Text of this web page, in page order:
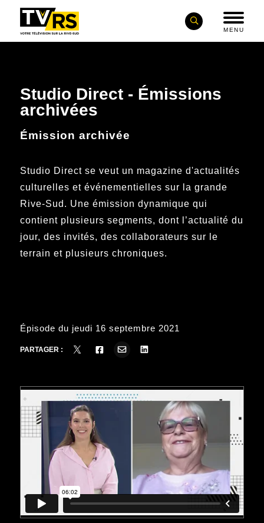
MENU
Studio Direct - Émissions
archivées
Émission archivée
Studio Direct se veut un magazine d'actualités
culturelles et événementielles sur la grande
Rive-Sud. Une émission dynamique qui
contient plusieurs segments, dont l’actualité du
jour, des invités, des collaborateurs sur le
terrain et plusieurs chroniques.
Épisode du jeudi 16 septembre 2021
PARTAGER :